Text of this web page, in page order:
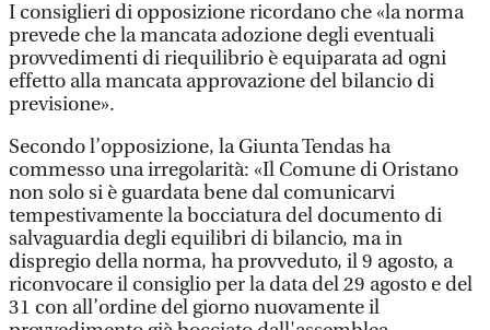
I consiglieri di opposizione ricordano che «la norma
prevede che la mancata adozione degli eventuali
provvedimenti di riequilibrio è equiparata ad ogni
effetto alla mancata approvazione del bilancio di
previsione».
Secondo l’opposizione, la Giunta Tendas ha
commesso una irregolarità: «Il Comune di Oristano
non solo si è guardata bene dal comunicarvi
tempestivamente la bocciatura del documento di
salvaguardia degli equilibri di bilancio, ma in
dispregio della norma, ha provveduto, il 9 agosto, a
riconvocare il consiglio per la data del 29 agosto e del
31 con all’ordine del giorno nuovamente il